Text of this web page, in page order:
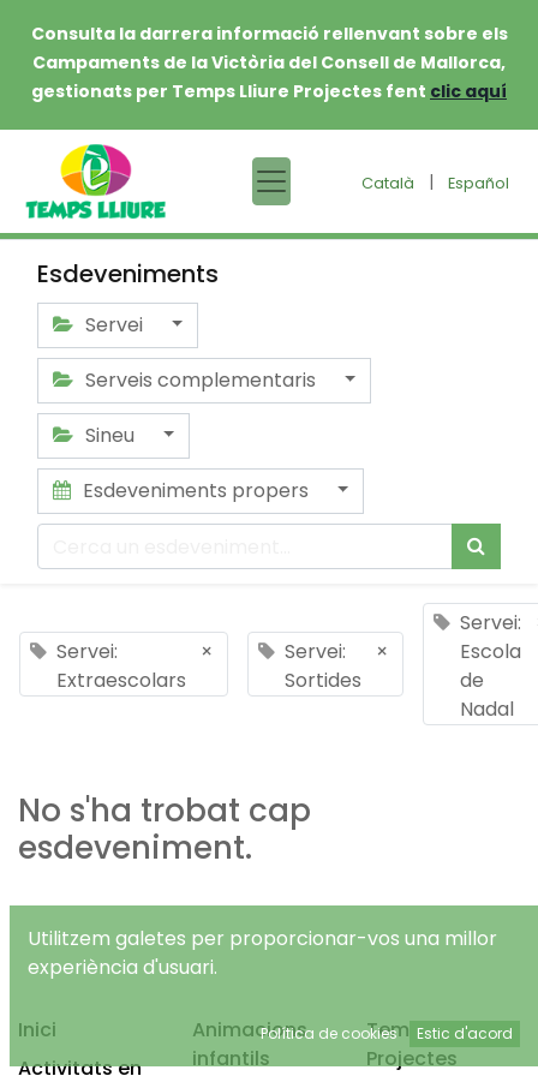
Consulta la darrera informació rellenvant sobre els
Campaments de la Victòria del Consell de Mallorca,
gestionats per Temps Lliure Projectes fent clic aquí
Català | Español
Esdeveniments
Servei
Serveis complementaris
Sineu
Esdeveniments propers
Servei:
Extraescolars
×
Servei:
Sortides
×
Servei:
Escola
de
Nadal
No s'ha trobat cap
esdeveniment.
Inici
Activitats en
Animacions
infantils
Temps Lliure
Projectes
Utilitzem galetes per proporcionar-vos una millor
experiència d'usuari.
Política de cookies Estic d'acord